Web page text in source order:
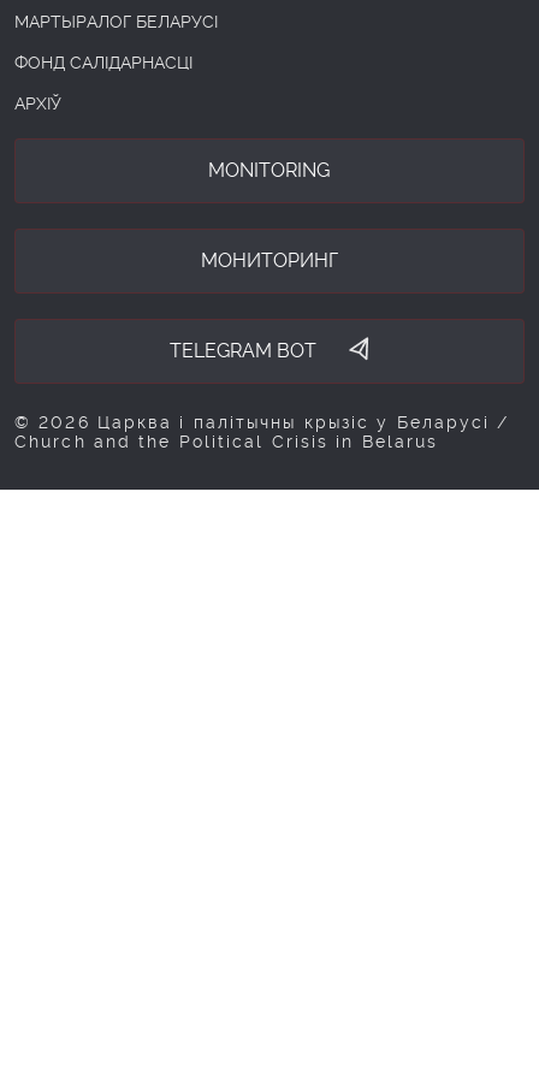
МАРТЫРАЛОГ БЕЛАРУСІ
ФОНД САЛІДАРНАСЦІ
АРХІЎ
MONITORING
МОНИТОРИНГ
TELEGRAM BOT
© 2026 Царква і палітычны крызіс у Беларусі /
Church and the Political Crisis in Belarus